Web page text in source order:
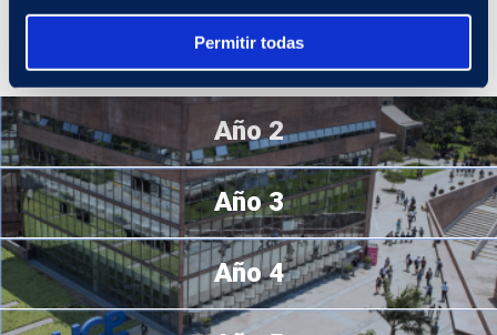
Permitir todas
organizar tu tiempo, planificar tus actividades y emplear métodos
de estudios efectivos en función de tus objetivos y metas
Año 2
Año 3
Año 4